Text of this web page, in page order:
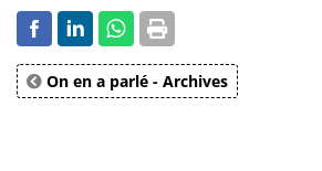
On en a parlé - Archives